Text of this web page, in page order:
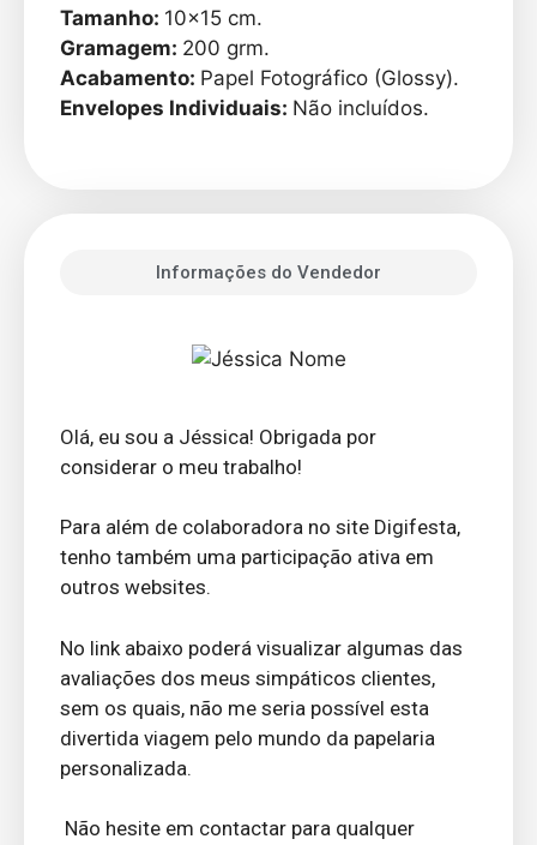
Tamanho: 10×15 cm.
Gramagem: 200 grm.
Acabamento: Papel Fotográfico (Glossy).
Envelopes Individuais: Não incluídos.
Informações do Vendedor
Olá, eu sou a Jéssica! Obrigada por
considerar o meu trabalho!
Para além de colaboradora no site Digifesta,
tenho também uma participação ativa em
outros websites.
No link abaixo poderá visualizar algumas das
avaliações dos meus simpáticos clientes,
sem os quais, não me seria possível esta
divertida viagem pelo mundo da papelaria
personalizada.
Não hesite em contactar para qualquer